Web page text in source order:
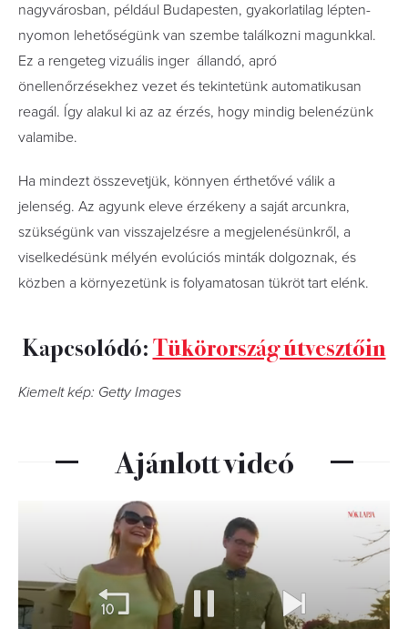
nagyvárosban, például Budapesten, gyakorlatilag lépten-
nyomon lehetőségünk van szembe találkozni magunkkal.
Ez a rengeteg vizuális inger állandó, apró
önellenőrzésekhez vezet és tekintetünk automatikusan
reagál. Így alakul ki az az érzés, hogy mindig belenézünk
valamibe.
Ha mindezt összevetjük, könnyen érthetővé válik a
jelenség. Az agyunk eleve érzékeny a saját arcunkra,
szükségünk van visszajelzésre a megjelenésünkről, a
viselkedésünk mélyén evolúciós minták dolgoznak, és
közben a környezetünk is folyamatosan tükröt tart elénk.
Kapcsolódó:Tükörország útvesztőin
Kiemelt kép: Getty Images
Ajánlott videó